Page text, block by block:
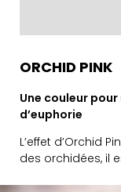
ORCHID PINK
Une couleur
d’euphorie
L’effet d’Orchid
des orchidées, il